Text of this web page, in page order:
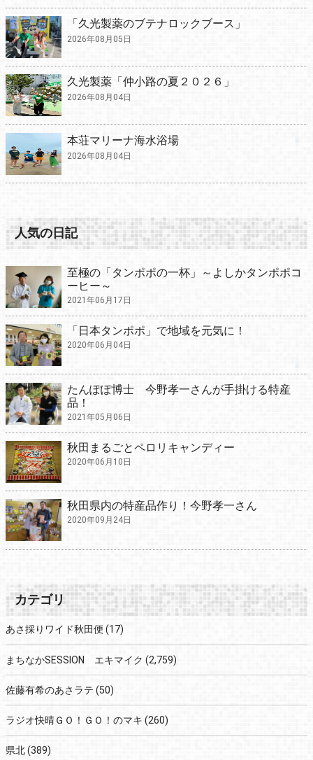
「久光製薬のブテナロックブース」
2026年08月05日
久光製薬「仲小路の夏２０２６」
2026年08月04日
本荘マリーナ海水浴場
2026年08月04日
人気の日記
至極の「タンポポの一杯」～よしかタンポポコ
ーヒー～
2021年06月17日
「日本タンポポ」で地域を元気に！
2020年06月04日
たんぽぽ博士 今野孝一さんが手掛ける特産
品！
2021年05月06日
秋田まるごとペロリキャンディー
2020年06月10日
秋田県内の特産品作り！今野孝一さん
2020年09月24日
カテゴリ
あさ採りワイド秋田便 (17)
まちなかSESSION エキマイク (2,759)
佐藤有希のあさラテ (50)
ラジオ快晴ＧＯ！ＧＯ！のマキ (260)
県北(389)